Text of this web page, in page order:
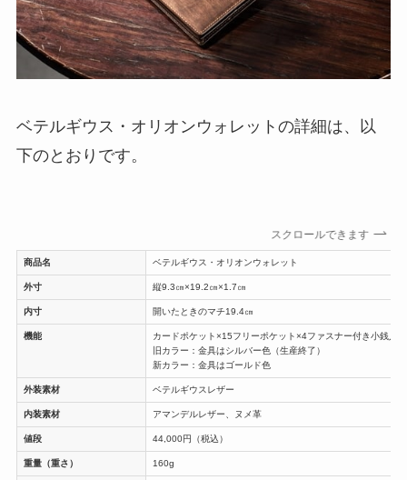
ベテルギウス・オリオンウォレットの詳細は、以
下のとおりです。
スクロールできます
商品名 ベテルギウス・オリオンウォレット
外寸 縦9.3㎝×19.2㎝×1.7㎝
内寸 開いたときのマチ19.4㎝
機能
カードポケット×15フリーポケット×4ファスナー付き小銭入
旧カラー：金具はシルバー色（生産終了）
新カラー：金具はゴールド色
外装素材 ベテルギウスレザー
内装素材 アマンデルレザー、ヌメ革
値段 44,000円（税込）
重量（重さ） 160g